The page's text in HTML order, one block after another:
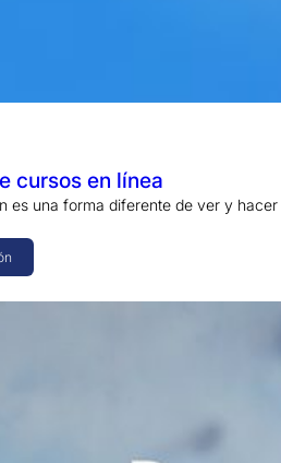
cursos en línea
es una forma diferente de ver y